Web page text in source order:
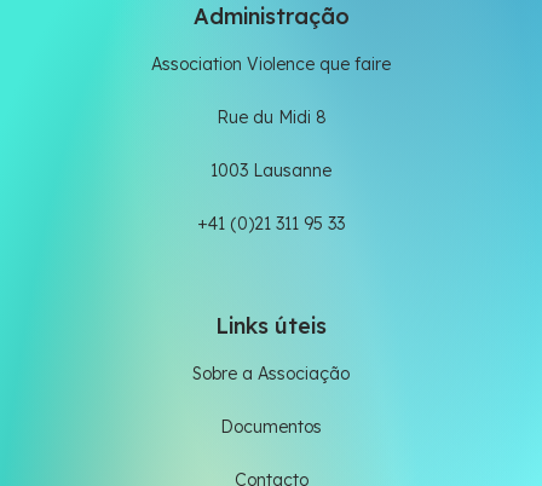
Administração
Association Violence que faire
Rue du Midi 8
1003 Lausanne
+41 (0)21 311 95 33
Links úteis
Sobre a Associação
Documentos
Contacto